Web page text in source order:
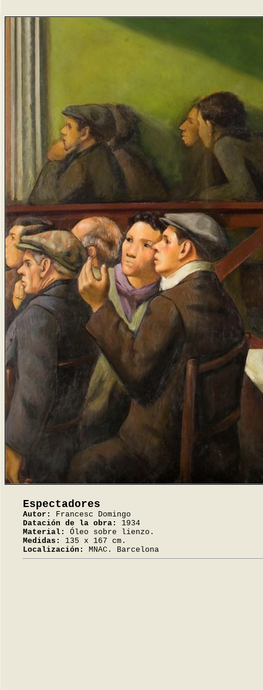
Espectadores
Autor:
Francesc Domingo
Datación de la obra:
1934
Material:
Óleo sobre lienzo.
Medidas:
135 x 167 cm.
Localización:
MNAC. Barcelona